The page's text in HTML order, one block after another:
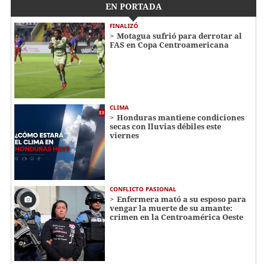
EN PORTADA
FINALIZÓ
Motagua sufrió para derrotar al
FAS en Copa Centroamericana
CLIMA
Honduras mantiene condiciones
secas con lluvias débiles este
viernes
CONFLICTO PASIONAL
Enfermera mató a su esposo para
vengar la muerte de su amante:
crimen en la Centroamérica Oeste